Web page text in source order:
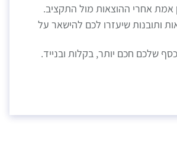
אמת אחרי ההוצאות מול התקציב.
ותובנות שיעזרו לכם להישאר על
שלכם חכם יותר, בקלות ובנייד.